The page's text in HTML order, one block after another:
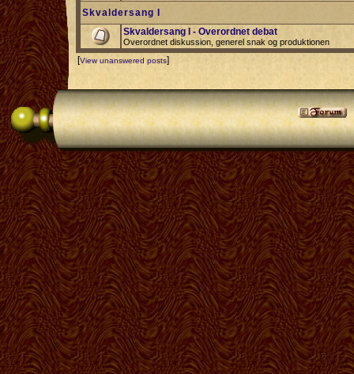
Skvaldersang I
Skvaldersang I - Overordnet debat
Overordnet diskussion, generel snak og produktionen
[View unanswered posts]